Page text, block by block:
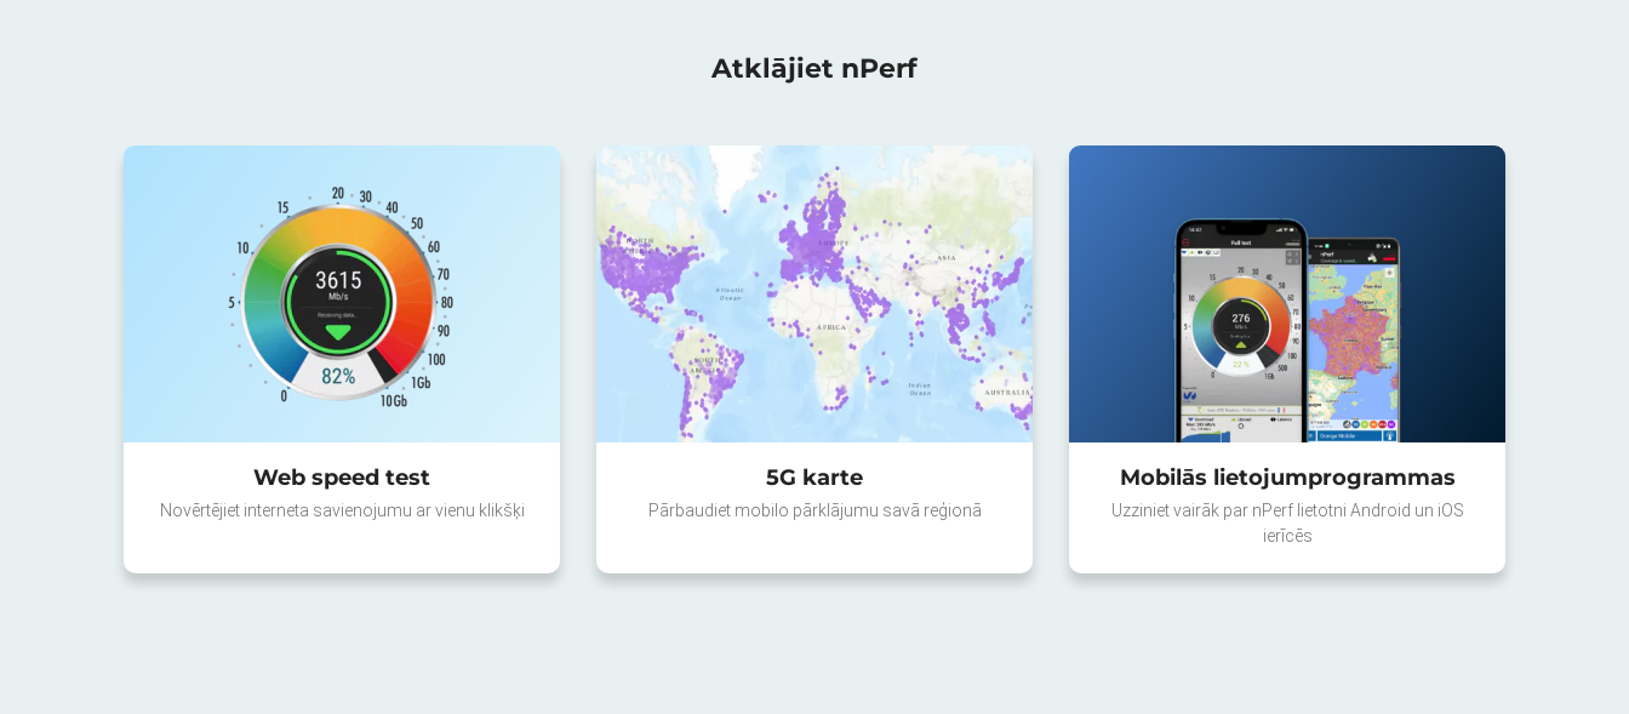
Atklājiet nPerf
Web speed test
Novērtējiet interneta savienojumu ar vienu klikšķi
5G karte
Pārbaudiet mobilo pārklājumu savā reģionā
Mobilās lietojumprogrammas
Uzziniet vairāk par nPerf lietotni Android un iOS
ierīcēs